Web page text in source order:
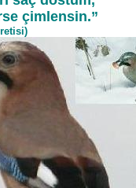
çimlensin.”